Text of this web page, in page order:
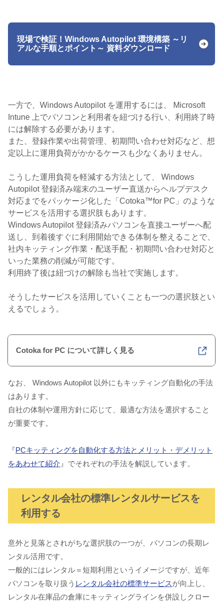
現場で検証！Windows Autopilot 環境構築 ～リ
アルな手順とポイント～ 資料ダウンロード
一方で、Windows Autopilot を運用するには、 Microsoft
Intune 上でパソコンと利用者を紐づける行い、利用終了時
には解除する必要があります。
また、登録作業や出荷管理、初期問い合わせ対応など、想
定以上に運用負荷がかかるケースも少なくありません。
こうした運用負荷を軽減する方法として、 Windows
Autopilot 登録済み端末のユーザー直送からヘルプデスク
対応までをパッケージ化した「Cotoka™for PC」のような
サービスを活用する選択肢もあります。
Windows Autopilot 登録済みパソコンを直接ユーザーへ配
送し、到着後すぐに利用開始できる体制を整えることで、
社内キッティング作業・配送手配・初期問い合わせ対応と
いった業務の削減が可能です。
利用終了後は紐づけの解除も当社で実施します。
そうしたサービスを活用していくことも一つの選択肢とい
えるでしょう。
Cotoka for PC について詳しく見る
なお、 Windows Autopilot 以外にもキッティング自動化の手法
はあります。
自社の体制や運用方針に応じて、最適な方法を選択すること
が重要です。
『PCキッティングを自動化する方法とメリット・デメリット
をあわせて紹介 』でそれぞれの手法を解説しています。
レンタル会社の標準レンタルサービスを
利用する
意外と見落とされがちな選択肢の一つが、パソコンの長期レ
ンタル活用です。
一般的にはレンタル＝短期利用というイメージですが、近年
パソコンを取り扱う レンタル会社の標準サービスが向上し、
レンタル在庫品の倉庫にキッティングラインを併設しクロー